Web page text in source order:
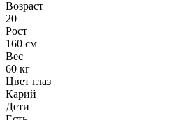
Возраст
20
Рост
160 см
Вес
60 кг
Цвет глаз
Карий
Дети